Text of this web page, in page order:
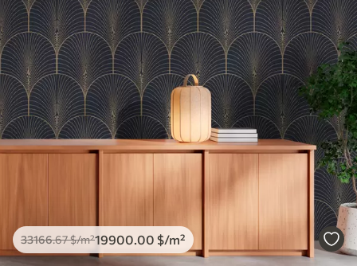
33166.67$/m²19900 .00 $/m²